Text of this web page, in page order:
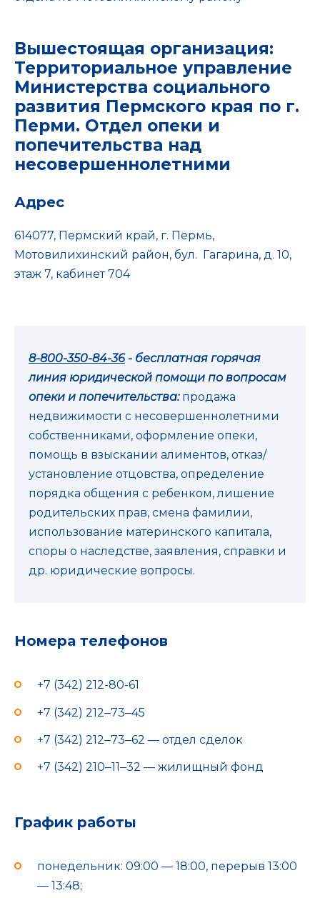
Вышестоящая организация:
Территориальное управление
Министерства социального
развития Пермского края по г.
Перми. Отдел опеки и
попечительства над
несовершеннолетними
Адрес
614077, Пермский край, г. Пермь,
Мотовилихинский район, бул. Гагарина, д. 10,
этаж 7, кабинет 704
8-800-350-84-36- бесплатная горячая
линия юридической помощи по вопросам
опеки и попечительства: продажа
недвижимости с несовершеннолетними
собственниками, оформление опеки,
помощь в взыскании алиментов, отказ/
установление отцовства, определение
порядка общения с ребенком, лишение
родительских прав, смена фамилии,
использование материнского капитала,
споры о наследстве, заявления, справки и
др. юридические вопросы.
Номера телефонов
+7 (342) 212-80-61
+7 (342) 212‒73‒45
+7 (342) 212‒73‒62 — отдел сделок
+7 (342) 210‒11‒32 — жилищный фонд
График работы
понедельник: 09:00 — 18:00, перерыв 13:00
— 13:48;